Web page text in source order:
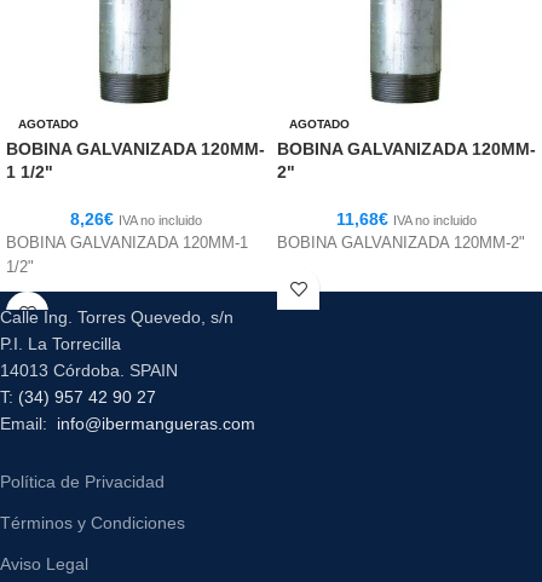
AGOTADO
BOBINA GALVANIZADA 120MM-
1 1/2"
8,26€ IVA no incluido
BOBINA GALVANIZADA 120MM-1
1/2"
AGOTADO
BOBINA GALVANIZADA 120MM-
2"
11,68€ IVA no incluido
BOBINA GALVANIZADA 120MM-2"
Calle Ing. Torres Quevedo, s/n
P.I. La Torrecilla
14013 Córdoba. SPAIN
T: (34) 957 42 90 27
Email: info@ibermangueras.com
Política de Privacidad
Términos y Condiciones
Aviso Legal